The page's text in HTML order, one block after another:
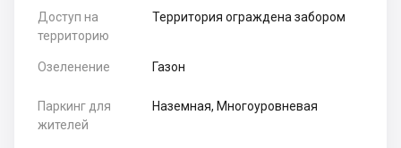
Доступ на
территорию
Территория ограждена забором
Озеленение Газон
Паркинг для
жителей
Наземная, Многоуровневая